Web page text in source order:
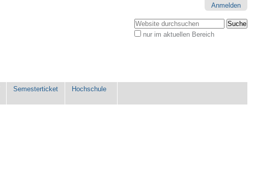
Anmelden
Website durchsuchen
nur im aktuellen Bereich
Semesterticket Hochschule